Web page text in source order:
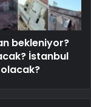
bekleniyor?
İstanbul